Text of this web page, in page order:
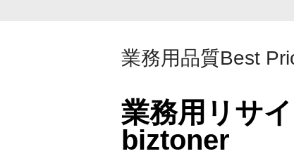
業務用品質Best
業務用リサ
biztoner